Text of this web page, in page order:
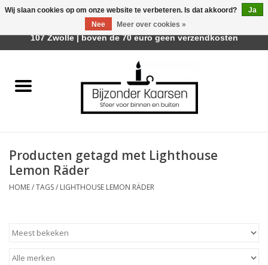
Räder Design Stories
Geurkaarsen
Tafelhaarden
Kaarsenhouders
Producten getagd met Lighthouse
Lemon Räder
HOME/TAGS/ LIGHTHOUSE LEMON RÄDER
Wij slaan cookies op om onze website te verbeteren. Is dat akkoord?
Ja
Nee
Meer over cookies »
Afhalen is mogelijk bij Trotz Woon & Cadeau | Belvederelaan
107 Zwolle | boven de 70 euro geen verzendkosten